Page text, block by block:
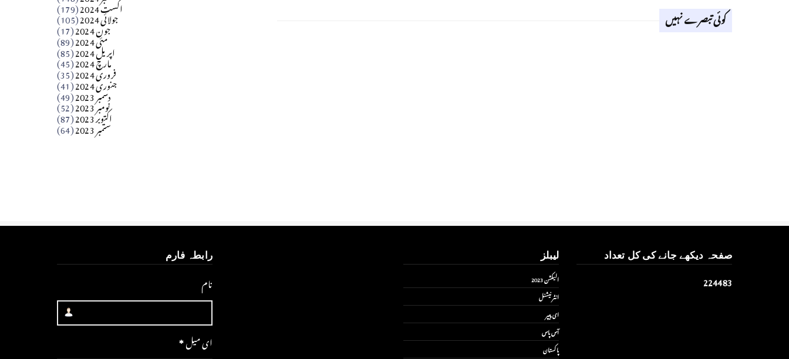
کوئی تبصرے نہیں
​تحریر: عاصم نواز طاہرخیلی (غازی/ہری پور)
اگست 2024 (179) جولائی 2024 (105) جون 2024 (17) مئی 2024 (89) اپریل 2024 (85) مارچ 2024 (45) فروری 2024 (35) جنوری 2024 (41) دسمبر 2023 (49) نومبر 2023 (52) اکتوبر 2023 (87) ستمبر 2023 (64)
صفحہ دیکھے جانے کی کل تعداد
224483
لیبلز
الیکشن 2023
انٹر نیشنل
ای پیپر
آس پاس
پاکستان
رابطہ فارم
نام
ای میل*